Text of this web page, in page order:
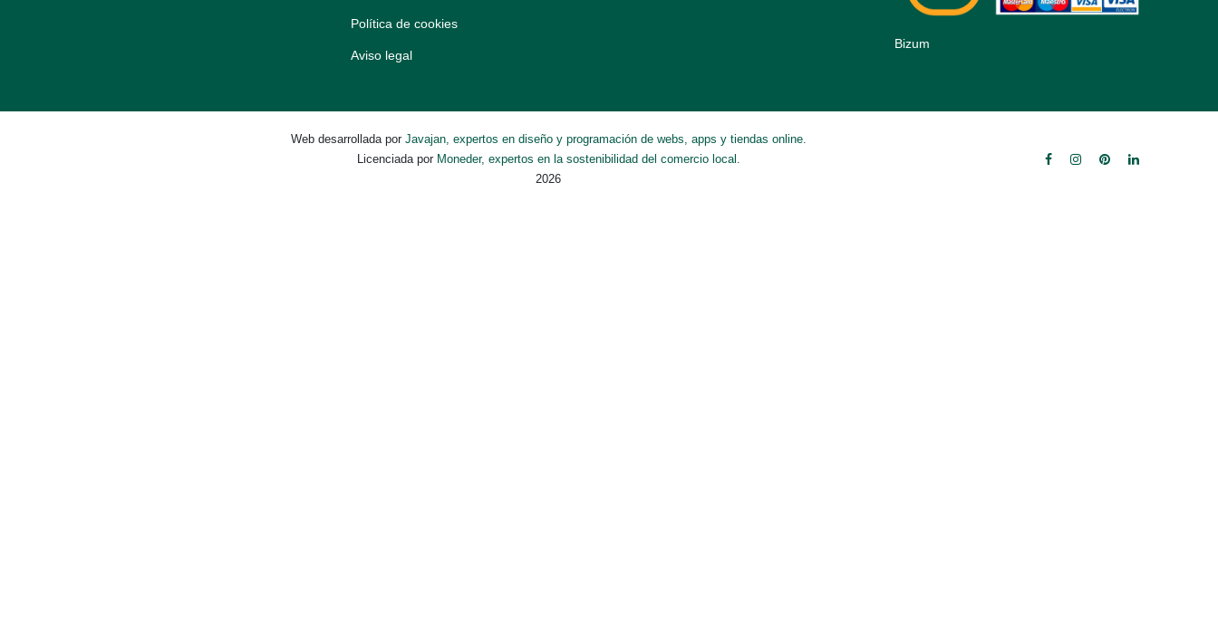
Política de cookies
Aviso legal
Bizum
Web desarrollada por Javajan, expertos en diseño y programación de webs, apps y tiendas online.
Licenciada por Moneder, expertos en la sostenibilidad del comercio local.
2026